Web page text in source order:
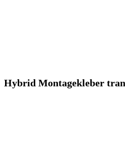
Hybrid Montagekleber